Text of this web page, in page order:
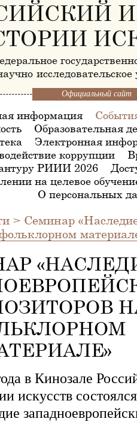
Официальный сайт
информация
Образовательная
Электронная
коррупции
РИИИ 2026
на целевое
О персональных
> Семинар
в Кинозале
искусств состоялся